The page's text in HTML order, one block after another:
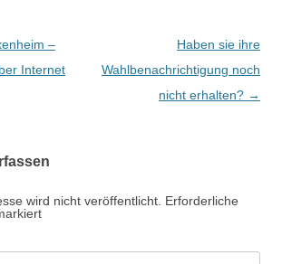
–
Internet
Haben sie ihre
Wahlbenachrichtigung noch
nicht erhalten? →
wird nicht veröffentlicht. Erforderliche